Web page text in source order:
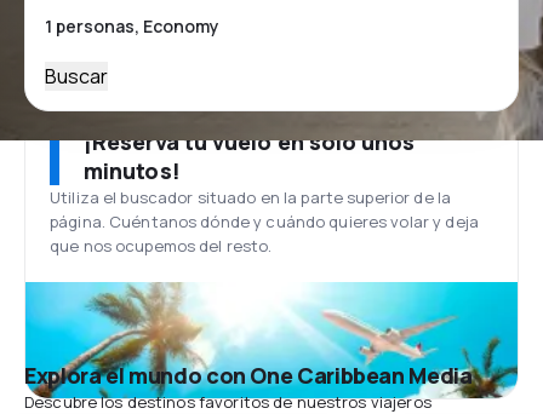
Buscar
¡Reserva tu vuelo en solo unos
minutos!
Utiliza el buscador situado en la parte superior de la
página. Cuéntanos dónde y cuándo quieres volar y deja
que nos ocupemos del resto.
Explora el mundo con One Caribbean Media
Descubre los destinos favoritos de nuestros viajeros